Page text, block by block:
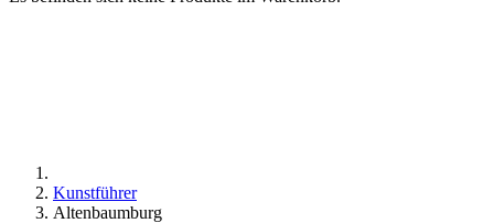
Kunstführer
Altenbaumburg